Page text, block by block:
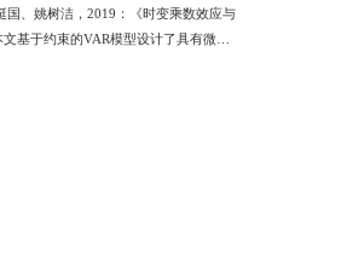
、姚树洁，2019：《时变乘数效应与
基于约束的VAR模型设计了具有微观